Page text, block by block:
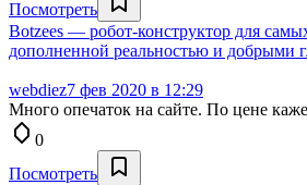
Посмотреть
Botzees — робот-конструктор для
дополненной реальностью и добрыми
webdiez7 фев 2020 в 12:29
Много опечаток на сайте. По цене
0
Посмотреть